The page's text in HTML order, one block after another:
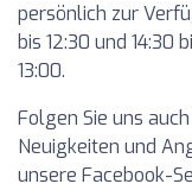
persönlich zur
bis 12:30 und 14:30
13:00.
Folgen Sie uns
Neuigkeiten und
unsere Facebook-